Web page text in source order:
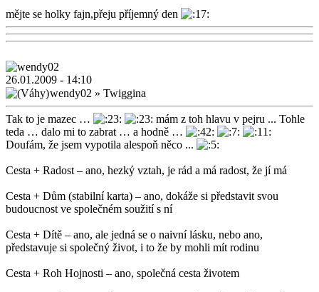
mějte se holky fajn,přeju příjemný den
26.01.2009 - 14:10
wendy02 » Twiggina
Tak to je mazec …
mám z toh hlavu v pejru ... Tohle
teda … dalo mi to zabrat … a hodně …
Doufám, že jsem vypotila alespoň něco ...
Cesta + Radost – ano, hezký vztah, je rád a má radost, že jí má
Cesta + Dům (stabilní karta) – ano, dokáže si představit svou
budoucnost ve společném soužití s ní
Cesta + Dítě – ano, ale jedná se o naivní lásku, nebo ano,
představuje si společný život, i to že by mohli mít rodinu
Cesta + Roh Hojnosti – ano, společná cesta životem